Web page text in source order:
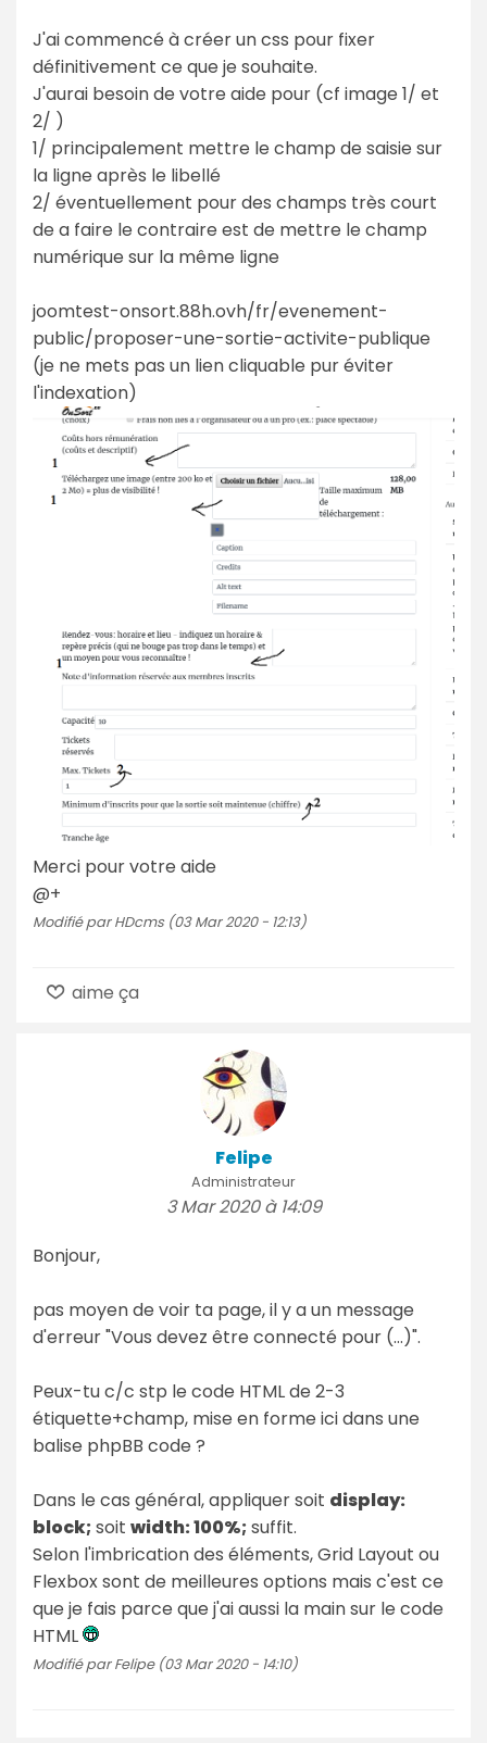
J'ai commencé à créer un css pour fixer
définitivement ce que je souhaite.
J'aurai besoin de votre aide pour (cf image 1/ et
2/ )
1/ principalement mettre le champ de saisie sur
la ligne après le libellé
2/ éventuellement pour des champs très court
de a faire le contraire est de mettre le champ
numérique sur la même ligne
joomtest-onsort.88h.ovh/fr/evenement-
public/proposer-une-sortie-activite-publique
(je ne mets pas un lien cliquable pur éviter
l'indexation)
Merci pour votre aide
@+
Modifié par HDcms (03 Mar 2020 - 12:13)
aime ça
Felipe
Administrateur
3 Mar 2020 à 14:09
Bonjour,
pas moyen de voir ta page, il y a un message
d'erreur "Vous devez être connecté pour (…)".
Peux-tu c/c stp le code HTML de 2-3
étiquette+champ, mise en forme ici dans une
balise phpBB code ?
Dans le cas général, appliquer soit display:
block;soit width: 100%;suffit.
Selon l'imbrication des éléments, Grid Layout ou
Flexbox sont de meilleures options mais c'est ce
que je fais parce que j'ai aussi la main sur le code
HTML
Modifié par Felipe (03 Mar 2020 - 14:10)